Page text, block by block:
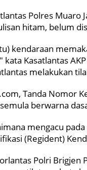
Polres Muaro
hitam, belum
kendaraan
kata Kasatlantas
melakukan
Tanda Nomor
berwarna
mengacu
(Regident)
Polri Brigjen